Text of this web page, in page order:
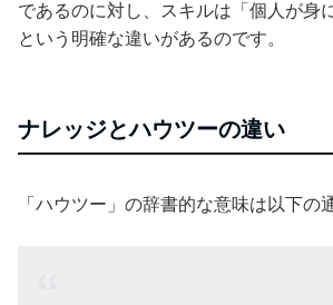
であるのに対し、スキルは「個人が身
という明確な違いがあるのです。
ナレッジとハウツーの違い
「ハウツー」の辞書的な意味は以下の